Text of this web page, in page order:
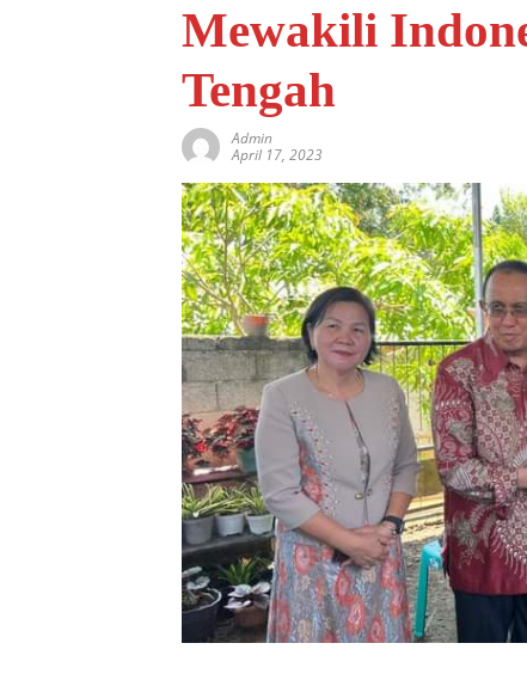
Mewakili
Tengah
Admin
April 17, 2023